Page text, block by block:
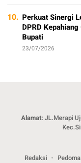
10. Perkuat Sinergi
DPRD
Bupati
23/07/2026
Alamat: JL.Merapi
Redaksi